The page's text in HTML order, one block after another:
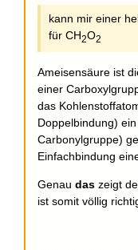
kann mir einer
für CH2O2
Ameisensäure ist
einer
das
Doppelbindung)
Carbonylgruppe)
Einfachbindung
Genau das zeigt
ist somit völlig